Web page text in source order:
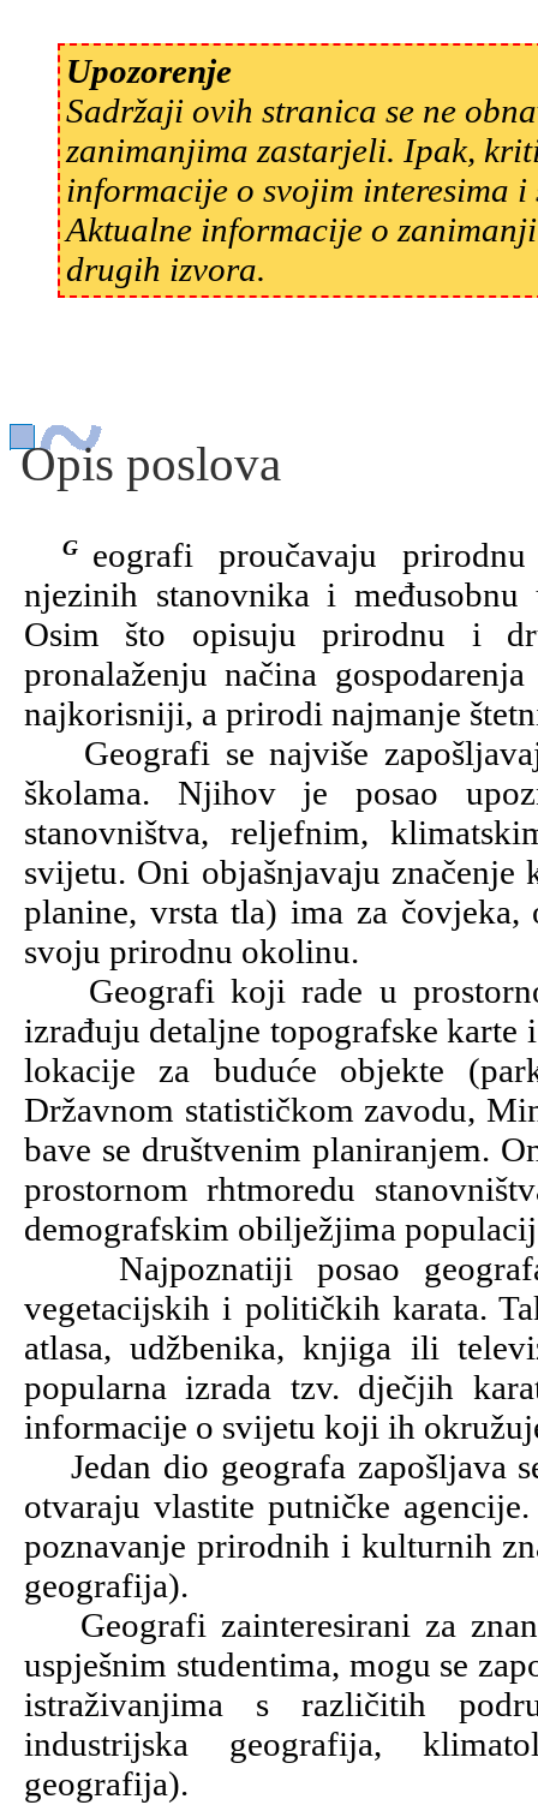
Upozorenje
Sadržaji ovih stranica se ne
zanimanjima zastarjeli. Ipak,
informacije o svojim interesima
Aktualne informacije o
drugih izvora.
Opis poslova
Geografi proučavaju prirodnu osnovu Zemlje, društvenu organizaciju
njezinih stanovnika i
Osim što opisuju prirodnu i
pronalaženju načina
najkorisniji, a prirodi najmanje
Geografi se najviše
školama. Njihov je posao
stanovništva, reljefnim,
svijetu. Oni objašnjavaju
planine, vrsta tla) ima za čovjeka,
svoju prirodnu okolinu.
Geografi koji rade u
izrađuju detaljne topografske karte
lokacije za buduće objekte
Državnom statističkom zavodu,
bave se društvenim planiranjem.
prostornom rhtmoredu
demografskim obilježjima
Najpoznatiji posao
vegetacijskih i političkih karata.
atlasa, udžbenika, knjiga ili
popularna izrada tzv. dječjih
informacije o svijetu koji ih
Jedan dio geografa zapošljava
otvaraju vlastite putničke
poznavanje prirodnih i kulturnih
geografija).
Geografi zainteresirani za
uspješnim studentima, mogu se
istraživanjima s različitih
industrijska geografija,
geografija).